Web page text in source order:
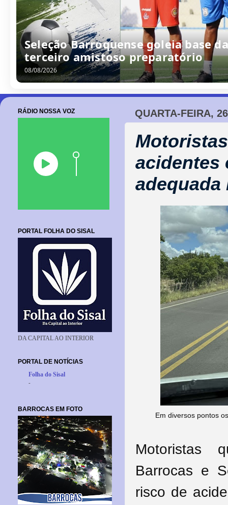
Seleção Barroquense goleia base
terceiro amistoso preparatório
08/08/2026
QUARTA-FEIRA,
acidentes
adequada
Em diversos pontos
Motoristas
Barrocas e
risco de
RÁDIO NOSSA VOZ
PORTAL FOLHA DO SISAL
DA CAPITAL AO INTERIOR
PORTAL DE NOTÍCIAS
Folha do Sisal
-
BARROCAS EM FOTO